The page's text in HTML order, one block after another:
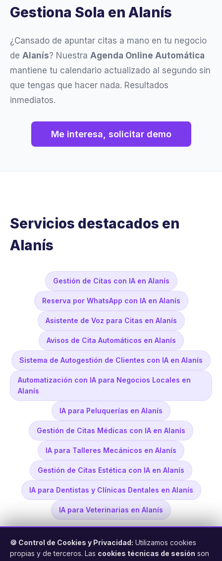
Gestiona Sola en Alanís
¿Cansado de apuntar citas a mano en tu negocio
de Alanís? Nuestra Agenda Online Automática
mantiene tu calendario actualizado al segundo sin
que tengas que hacer nada. Resultados
inmediatos.
Me interesa, solicitar demo
Servicios destacados en
Alanís
Gestión de Citas con IA en Alanís
Reserva por WhatsApp con IA en Alanís
Asistente de Voz para Citas en Alanís
Avisos de Cita Automáticos en Alanís
Sistema de Autogestión de Clientes con IA en Alanís
Automatización con IA para Negocios Locales en
Alanís
IA para Peluquerías en Alanís
Gestión de Citas Médicas con IA en Alanís
IA para Talleres Mecánicos en Alanís
Gestión de Citas Estética con IA en Alanís
IA para Dentistas y Clínicas Dentales en Alanís
IA para Veterinarias en Alanís
🍪 Control de Cookies y Privacidad: Utilizamos cookies
propias y de terceros. Las cookies técnicas de sesión son